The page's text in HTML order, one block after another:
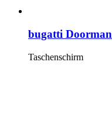
bugatti Doorman
Taschenschirm